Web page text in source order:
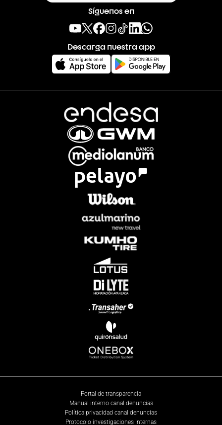
Síguenos en
Descarga nuestra app
Portal de transparencia
Manual interno canal denuncias
Política privacidad canal denuncias
Protocolo investigaciones internas